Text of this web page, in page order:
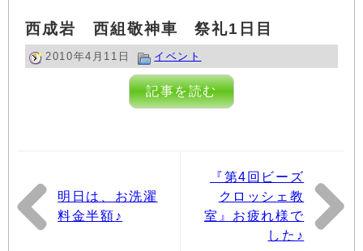
西成岩 西組敬神車 祭礼1日目
2010年4月11日 イベント
記事を読む
明日は、お洗濯
料金半額♪
『第4回ビーズ
クロッシェ教
室』お疲れ様で
した♪